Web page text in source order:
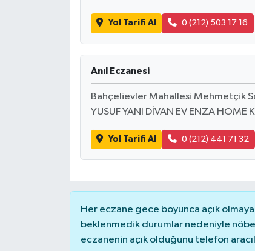
Yol Tarifi Al 0 (212) 503 17 16
Anıl Eczanesi
Bahçelievler Mahallesi Mehmetçik
YUSUF YANI DİVAN EV ENZA HOME
Yol Tarifi Al 0 (212) 441 71 32
Her eczane gece boyunca açık
beklenmedik durumlar nedeniyle
eczanenin açık olduğunu telefon